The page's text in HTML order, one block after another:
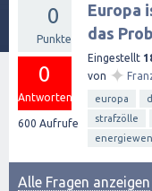
0
Punkte
0
Antworten
600 Aufrufe
Europa
das
Eingestellt
von ✦
europa
strafzölle
Alle Fragen anzeigen